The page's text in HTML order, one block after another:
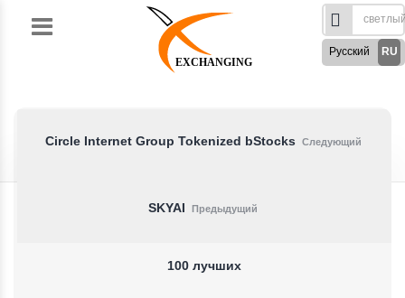
EXCHANGING
RU
Русский
German
Следующий
Circle Internet Group Tokenized bStocks
Предыдущий
SKYAI
100 лучших